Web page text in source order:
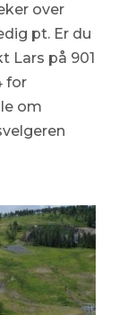
over
pt. Er du
Lars på 901
for
om